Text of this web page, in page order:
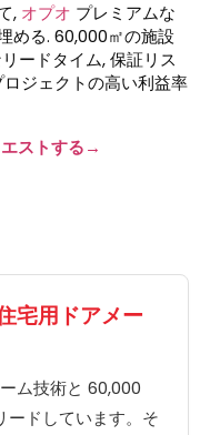
, オプオ プレミアムな
める. 60,000㎡の施設
ードタイム, 保証リス
ジェクトの高い利益率
ストする→
宅用ドアメー
ム技術と 60,000
ードしています。そ